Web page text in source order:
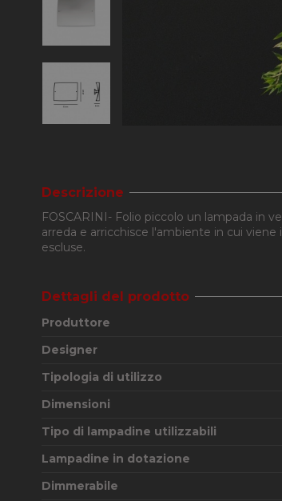
Descrizione
FOSCARINI- Folio piccolo un lampada in
arreda e arricchisce l'ambiente in cui
escluse.
Dettagli del prodotto
Produttore
Designer
Tipologia di utilizzo
Dimensioni
Tipo di lampadine utilizzabili
Lampadine in dotazione
Dimmerabile